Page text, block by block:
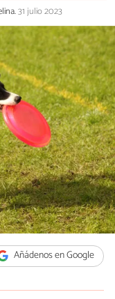
31 julio 2023
Añádenos en Google